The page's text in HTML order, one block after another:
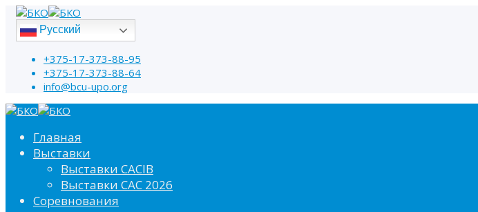
Русский
+375-17-373-88-95
+375-17-373-88-64
info@bcu-upo.org
Главная
Выставки
Выставки CACIB
Выставки САС 2026
Соревнования